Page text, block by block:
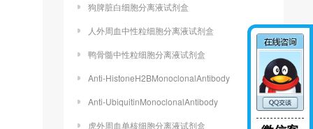
狗脾脏白细胞分离液试剂盒
人外周血中性粒细胞分离液试剂盒
鸭骨髓中性粒细胞分离液试剂盒
Anti-HistoneH2BMonoclonalAntibody
Anti-UbiquitinMonoclonalAntibody
虎外周血单核细胞分离液试剂盒